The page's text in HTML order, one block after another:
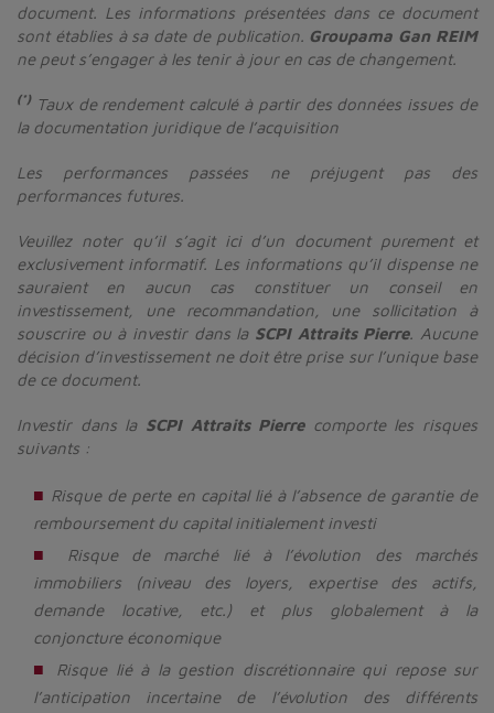
document. Les informations présentées dans ce document
sont établies à sa date de publication. Groupama Gan REIM
ne peut s’engager à les tenir à jour en cas de changement.
(*)Taux de rendement calculé à partir des données issues de
la documentation juridique de l’acquisition
Les performances passées ne préjugent pas des
performances futures.
Veuillez noter qu’il s’agit ici d’un document purement et
exclusivement informatif. Les informations qu’il dispense ne
sauraient en aucun cas constituer un conseil en
investissement, une recommandation, une sollicitation à
souscrire ou à investir dans la SCPI Attraits Pierre. Aucune
décision d’investissement ne doit être prise sur l’unique base
de ce document.
Investir dans la SCPI Attraits Pierrecomporte les risques
suivants :
Risque de perte en capital lié à l’absence de garantie de
remboursement du capital initialement investi
Risque de marché lié à l’évolution des marchés
immobiliers (niveau des loyers, expertise des actifs,
demande locative, etc.) et plus globalement à la
conjoncture économique
Risque lié à la gestion discrétionnaire qui repose sur
l’anticipation incertaine de l’évolution des différents